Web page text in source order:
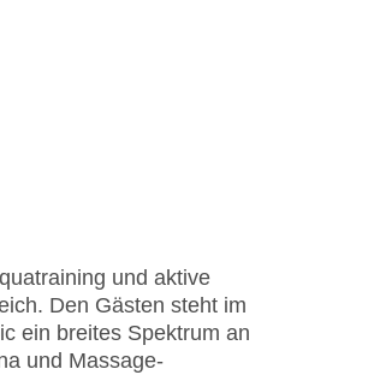
und aktive
Den Gästen steht im
ein breites Spektrum an
und Massage-